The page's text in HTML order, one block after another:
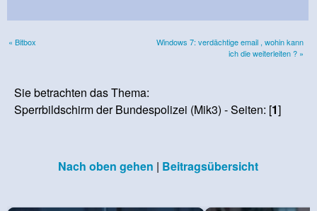
« Bitbox
Windows 7: verdächtige email , wohin kann
ich die weiterleiten ? »
Sie betrachten das Thema:
Sperrbildschirm der Bundespolizei (Mik3) - Seiten: [1]
Nach oben gehen | Beitragsübersicht